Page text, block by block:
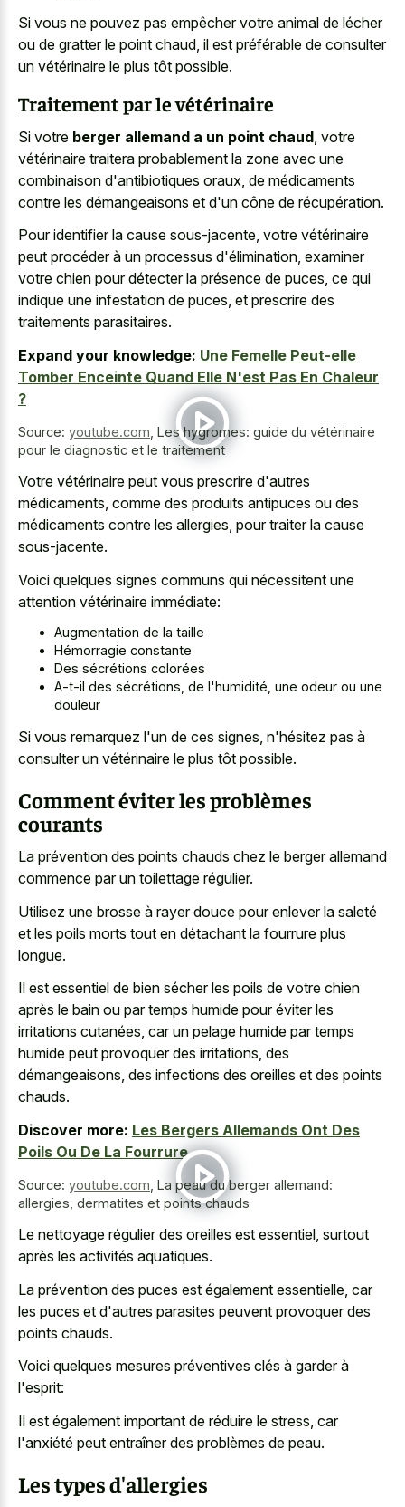
Si vous ne pouvez pas empêcher votre animal de lécher
ou de gratter le point chaud, il est préférable de consulter
un vétérinaire le plus tôt possible.
Traitement par le vétérinaire
Si votre berger allemand a un point chaud , votre
vétérinaire traitera probablement la zone avec une
combinaison d'antibiotiques oraux, de médicaments
contre les démangeaisons et d'un cône de récupération.
Pour identifier la cause sous-jacente, votre vétérinaire
peut procéder à un processus d'élimination, examiner
votre chien pour détecter la présence de puces, ce qui
indique une infestation de puces, et prescrire des
traitements parasitaires.
Expand your knowledge: Une Femelle Peut-elle
Tomber Enceinte Quand Elle N'est Pas En Chaleur
?
Source: youtube.com Les hygromes: guide du vétérinaire
pour le diagnostic et le traitement
Votre vétérinaire peut vous prescrire d'autres
médicaments, comme des produits antipuces ou des
médicaments contre les allergies, pour traiter la cause
sous-jacente.
Voici quelques signes communs qui nécessitent une
attention vétérinaire immédiate:
Augmentation de la taille
Hémorragie constante
Des sécrétions colorées
A-t-il des sécrétions, de l'humidité, une odeur ou une
douleur
Si vous remarquez l'un de ces signes, n'hésitez pas à
consulter un vétérinaire le plus tôt possible.
Comment éviter les problèmes
courants
La prévention des points chauds chez le berger allemand
commence par un toilettage régulier.
Utilisez une brosse à rayer douce pour enlever la saleté
et les poils morts tout en détachant la fourrure plus
longue.
Il est essentiel de bien sécher les poils de votre chien
après le bain ou par temps humide pour éviter les
irritations cutanées, car un pelage humide par temps
humide peut provoquer des irritations, des
démangeaisons, des infections des oreilles et des points
chauds.
Discover more: Les Bergers Allemands Ont Des
Poils Ou De La Fourrure
Source: youtube.com La peau du berger allemand:
allergies, dermatites et points chauds
Le nettoyage régulier des oreilles est essentiel, surtout
après les activités aquatiques.
La prévention des puces est également essentielle, car
les puces et d'autres parasites peuvent provoquer des
points chauds.
Voici quelques mesures préventives clés à garder à
l'esprit:
Il est également important de réduire le stress, car
l'anxiété peut entraîner des problèmes de peau.
Les types d'allergies